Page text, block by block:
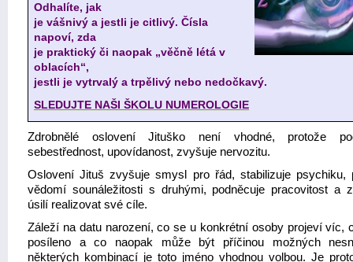
Odhalíte, jak
je vášnivý a jestli je citlivý. Čísla
napoví, zda
je praktický či naopak „věčně létá v
oblacích“,
jestli je vytrvalý a trpělivý nebo nedočkavý.
SLEDUJTE NAŠI ŠKOLU NUMEROLOGIE
Zdrobnělé oslovení Jituško není vhodné, protože
sebestřednost, upovídanost, zvyšuje nervozitu.
Oslovení Jituš zvyšuje smysl pro řád, stabilizuje psychiku,
vědomí sounáležitosti s druhými, podněcuje pracovitost a
úsilí realizovat své cíle.
Záleží na datu narození, co se u konkrétní osoby projeví víc,
posíleno a co naopak může být příčinou možných
některých kombinací je toto jméno vhodnou volbou. Je